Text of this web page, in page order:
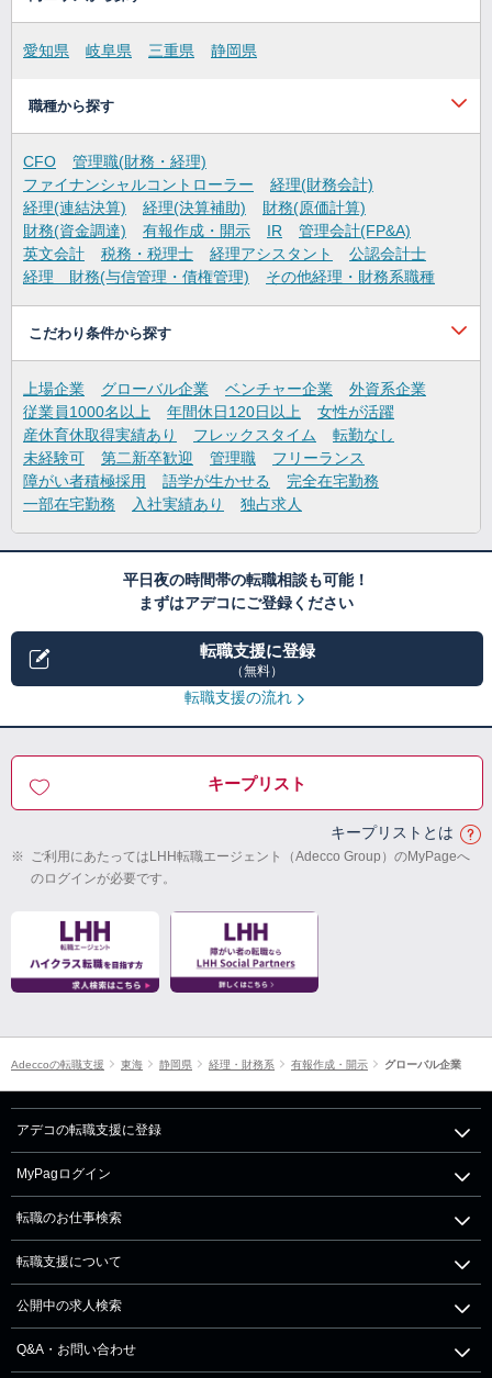
愛知県 岐阜県 三重県 静岡県
職種から探す
CFO
管理職(財務・経理)
ファイナンシャルコントローラー
経理(財務会計)
経理(連結決算)
経理(決算補助)
財務(原価計算)
財務(資金調達)
有報作成・開示 IR
管理会計(FP&A)
英文会計
税務・税理士 経理アシスタント
公認会計士
経理 財務(与信管理・債権管理)
その他経理・財務系職種
こだわり条件から探す
上場企業 グローバル企業 ベンチャー企業
外資系企業
従業員1000名以上
年間休日120日以上
女性が活躍
産休育休取得実績あり
フレックスタイム
転勤なし
未経験可
第二新卒歓迎 管理職
フリーランス
障がい者積極採用
語学が生かせる
完全在宅勤務
一部在宅勤務
入社実績あり 独占求人
平日夜の時間帯の転職相談も可能！
まずはアデコにご登録ください
転職支援に登録
（無料）
転職支援の流れ
キープリスト
キープリストとは
※ ご利用にあたってはLHH転職エージェント（Adecco Group）のMyPageへ
のログインが必要です。
Adeccoの転職支援 東海 静岡県 経理・財務系 有報作成・開示 グローバル企業
アデコの転職支援に登録
MyPagログイン
転職のお仕事検索
転職支援について
公開中の求人検索
Q&A・お問い合わせ